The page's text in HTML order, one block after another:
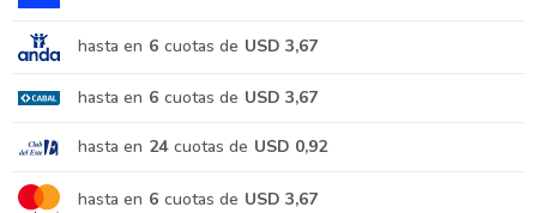
hasta en 6 cuotas de USD 3,67
hasta en 6 cuotas de USD 3,67
hasta en 24 cuotas de USD 0,92
hasta en 6 cuotas de USD 3,67